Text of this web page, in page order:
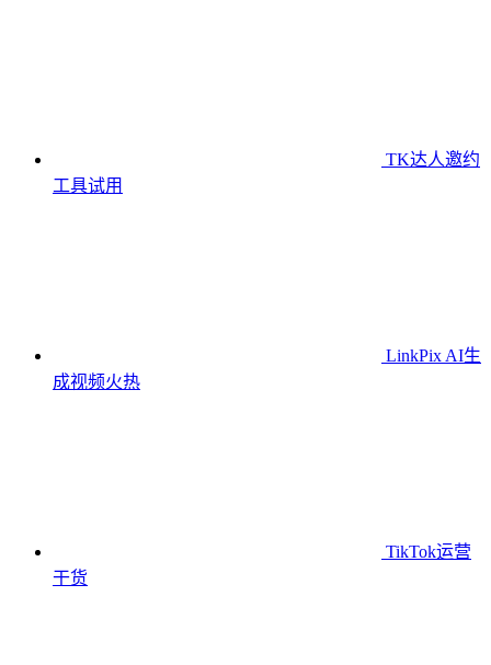
TK达人邀约
工具试用
LinkPix AI生
成视频火热
TikTok运营
干货